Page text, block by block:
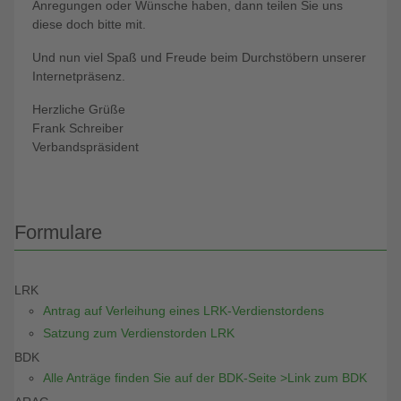
Anregungen oder Wünsche haben, dann teilen Sie uns
diese doch bitte mit.
Und nun viel Spaß und Freude beim Durchstöbern unserer
Internetpräsenz.
Herzliche Grüße
Frank Schreiber
Verbandspräsident
Formulare
LRK
Antrag auf Verleihung eines LRK-Verdienstordens
Satzung zum Verdienstorden LRK
BDK
Alle Anträge finden Sie auf der BDK-Seite >Link zum BDK